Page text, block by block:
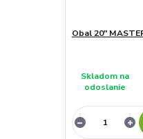
Obal 20"
Skladom na
odoslanie